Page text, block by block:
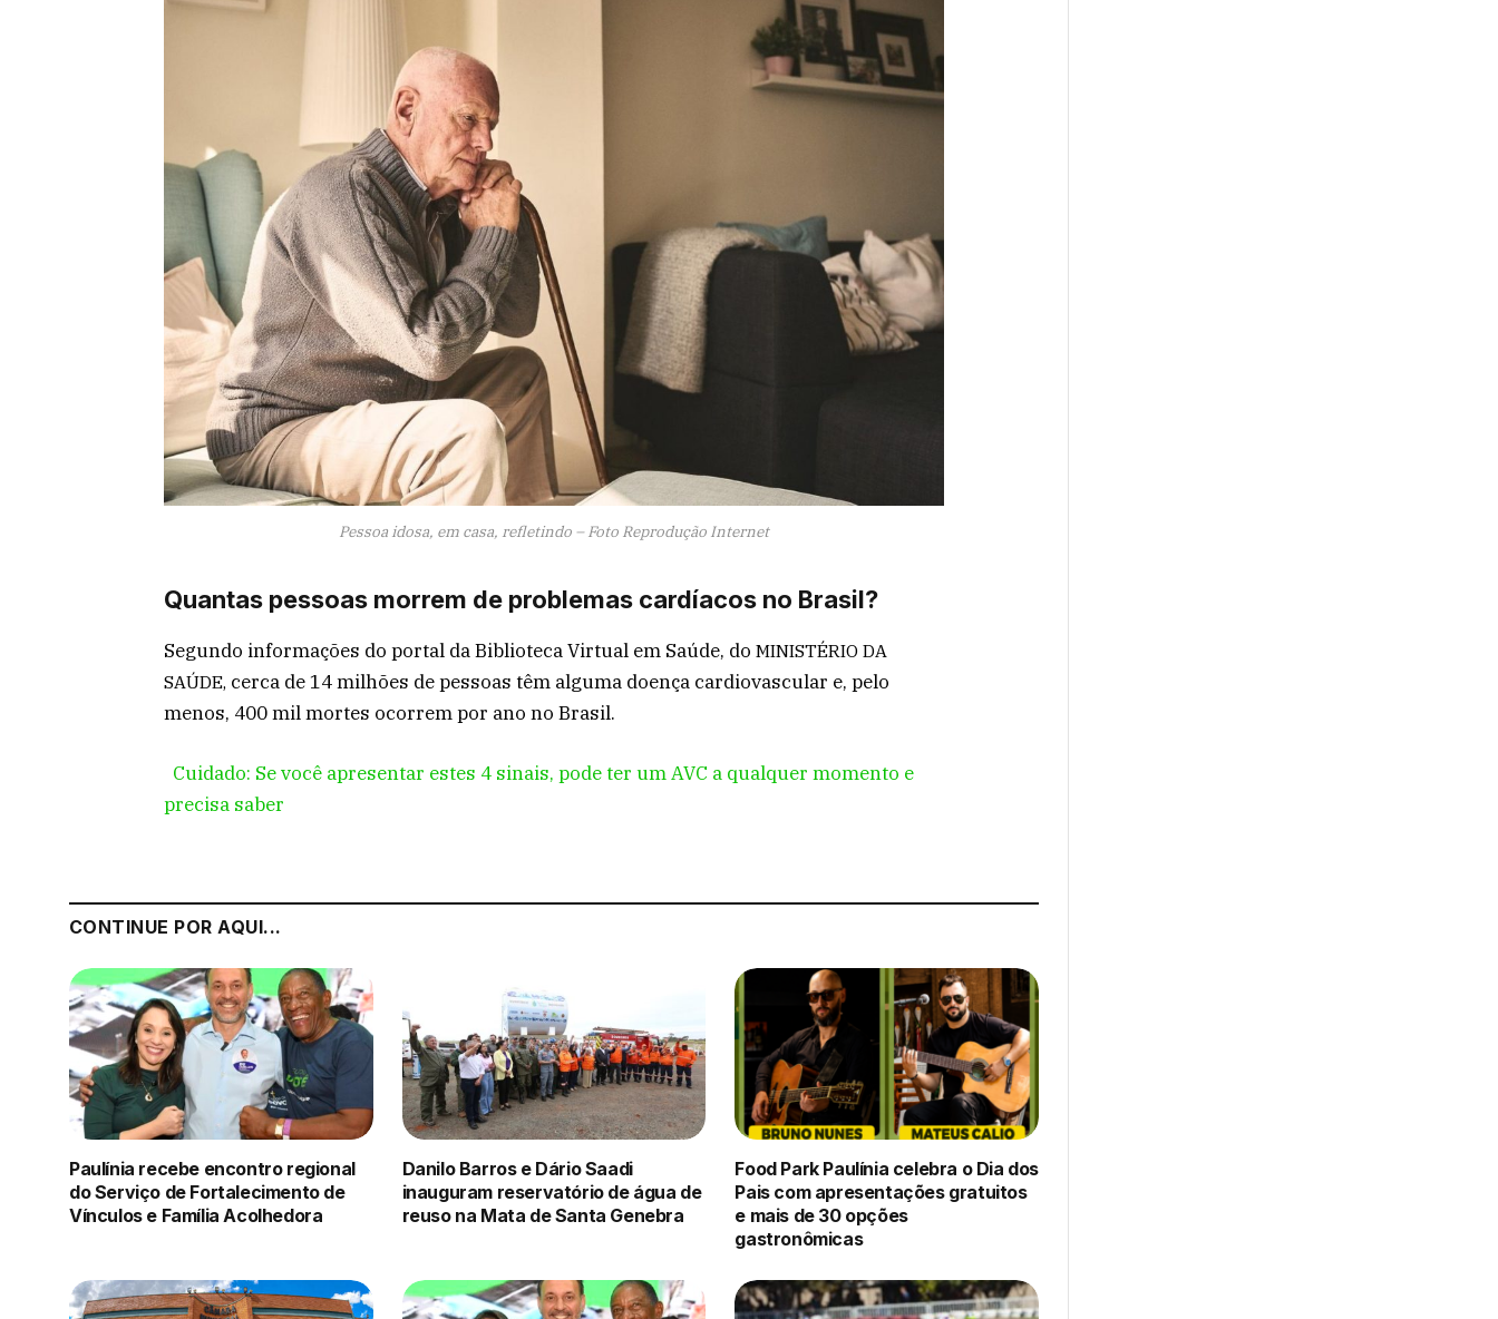
Pessoa idosa, em casa, refletindo – Foto Reprodução Internet
Quantas pessoas morrem de problemas cardíacos no Brasil?
Segundo informações do portal da Biblioteca Virtual em Saúde, do MINISTÉRIO DA
SAÚDE, cerca de 14 milhões de pessoas têm alguma doença cardiovascular e, pelo
menos, 400 mil mortes ocorrem por ano no Brasil.
Cuidado: Se você apresentar estes 4 sinais, pode ter um AVC a qualquer momento e
precisa saber
CONTINUE POR AQUI...
Paulínia recebe encontro regional
do Serviço de Fortalecimento de
Vínculos e Família Acolhedora
Danilo Barros e Dário Saadi
inauguram reservatório de água de
reuso na Mata de Santa Genebra
Food Park Paulínia celebra o Dia dos
Pais com apresentações gratuitos
e mais de 30 opções
gastronômicas